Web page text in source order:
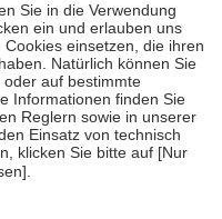
18. Lebensjahr
die von der